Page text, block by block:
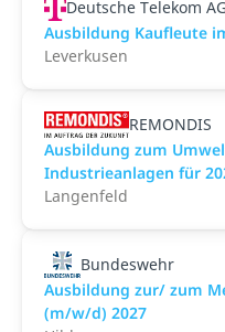
Deutsche Telekom
Ausbildung Kaufleute
Leverkusen
REMONDIS
Ausbildung zum
Industrieanlagen für
Langenfeld
Bundeswehr
Ausbildung zur/ zum
(m/w/d) 2027